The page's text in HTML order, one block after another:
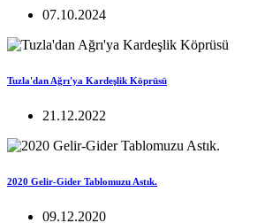
07.10.2024
Tuzla'dan Ağrı'ya Kardeşlik Köprüsü
21.12.2022
2020 Gelir-Gider Tablomuzu Astık.
09.12.2020